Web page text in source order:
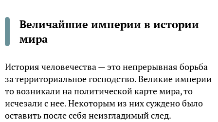
Величайшие империи в истории
мира
История человечества — это непрерывная борьба
за территориальное господство. Великие империи
то возникали на политической карте мира, то
исчезали с нее. Некоторым из них суждено было
оставить после себя неизгладимый след.